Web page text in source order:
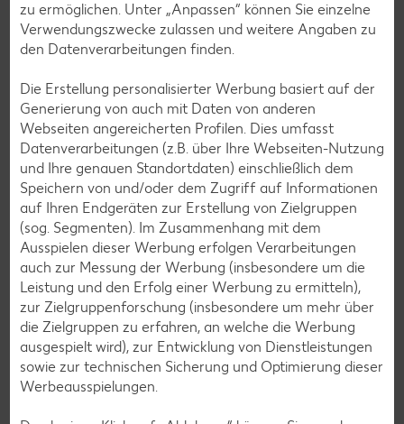
Tee:Bei Halsschmerzen und Husten helfen Thymian-
oder Salbeitee versetzt mit einem Löffel Honig. Wer
sich mit Fieber herumschlägt, trinkt am besten Tees
fiebersenkend.
Wasser:Trinken ist eine der einfachsten, aber
wirkungsvollsten Therapien bei einer Erkältung. Der
Körper verbraucht, vor allem bei Fieber, in diesen Tagen
viel Flüssigkeit, die ihm unbedingt wieder zugeführt
werden muss.
Ingwer:Die würzige Knolle enthält wertvolle
Nährstoffe und ätherische Öle, die eine
entzündungshemmende Wirkung entfalten. Diese
kann bei Halsschmerzen für Linderung sorgen. Dafür
einfach ein fingergroßes Stück der Knolle schälen, in
Scheiben schneiden und in einer Kanne mit kochendem
Wasser übergießen. Etwas Zitronensaft lässt den
Aufguss etwas fruchtiger schmecken und liefert
zusätzlich Vitamin C. Apropos Halsschmerzen: Bei
zu ermöglichen. Unter „Anpassen“ können Sie einzelne
Verwendungszwecke zulassen und weitere Angaben zu
den Datenverarbeitungen finden.
Die Erstellung personalisierter Werbung basiert auf der
Generierung von auch mit Daten von anderen
Webseiten angereicherten Profilen. Dies umfasst
Datenverarbeitungen (z.B. über Ihre Webseiten-Nutzung
und Ihre genauen Standortdaten) einschließlich dem
Speichern von und/oder dem Zugriff auf Informationen
auf Ihren Endgeräten zur Erstellung von Zielgruppen
(sog. Segmenten). Im Zusammenhang mit dem
Ausspielen dieser Werbung erfolgen Verarbeitungen
auch zur Messung der Werbung (insbesondere um die
Leistung und den Erfolg einer Werbung zu ermitteln),
zur Zielgruppenforschung (insbesondere um mehr über
die Zielgruppen zu erfahren, an welche die Werbung
ausgespielt wird), zur Entwicklung von Dienstleistungen
sowie zur technischen Sicherung und Optimierung dieser
Werbeausspielungen.